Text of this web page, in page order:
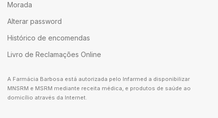
Morada
Alterar password
Histórico de encomendas
Livro de Reclamações Online
A Farmácia Barbosa está autorizada pelo Infarmed a disponibilizar
MNSRM e MSRM mediante receita médica, e produtos de saúde ao
domicílio através da Internet.